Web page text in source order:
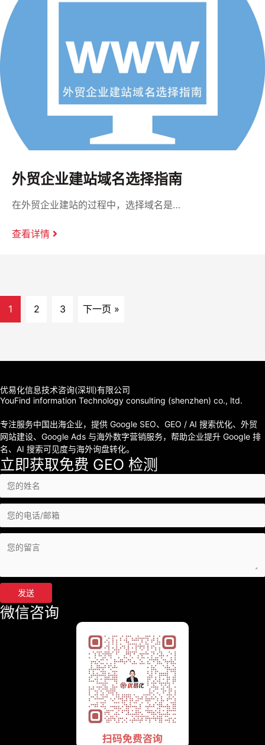
外贸企业建站域名选择指南
在外贸企业建站的过程中，选择域名是…
查看详情
1 2 3 下一页 »
优易化信息技术咨询(深圳)有限公司
YouFind information Technology consulting (shenzhen) co., ltd.
专注服务中国出海企业，提供 Google SEO、GEO / AI 搜索优化、外贸
网站建设、Google Ads 与海外数字营销服务，帮助企业提升 Google 排
名、AI 搜索可见度与海外询盘转化。
立即获取免费 GEO 检测
发送
微信咨询